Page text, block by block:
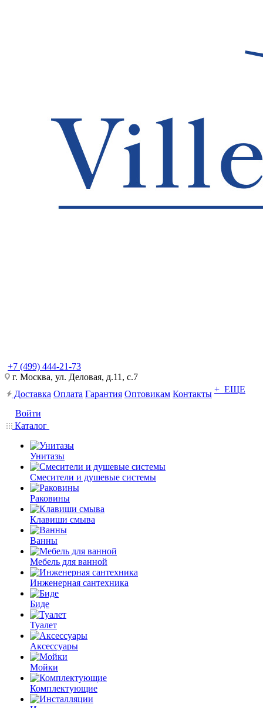
+7 (499) 444-21-73
г. Москва, ул. Деловая, д.11, с.7
Доставка Оплата Гарантия Оптовикам Контакты + ЕЩЕ
Войти
Каталог
Унитазы
Смесители и душевые системы
Раковины
Клавиши смыва
Ванны
Мебель для ванной
Инженерная сантехника
Биде
Туалет
Аксессуары
Мойки
Комплектующие